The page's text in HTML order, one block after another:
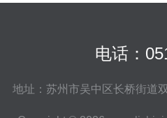
电话：
地址：苏州市吴中区长桥街道